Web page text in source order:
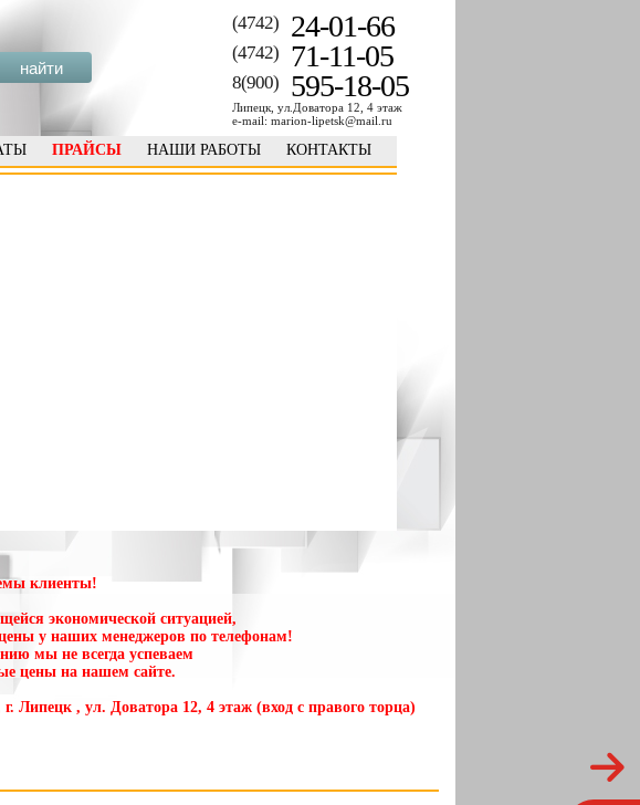
(4742) 24-01-66
(4742) 71-11-05
8(900) 595-18-05
Липецк, ул.Доватора 12, 4 этаж
e-mail: marion-lipetsk@mail.ru
ПРАЙСЫ НАШИ РАБОТЫ КОНТАКТЫ
клиенты!
экономической ситуацией,
у наших менеджеров по телефонам!
мы не всегда успеваем
цены на нашем сайте.
Липецк , ул. Доватора 12, 4 этаж (вход с правого торца)